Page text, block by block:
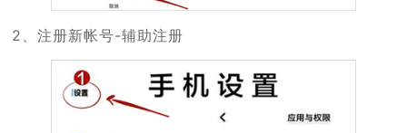
2、注册新帐号-辅助注册